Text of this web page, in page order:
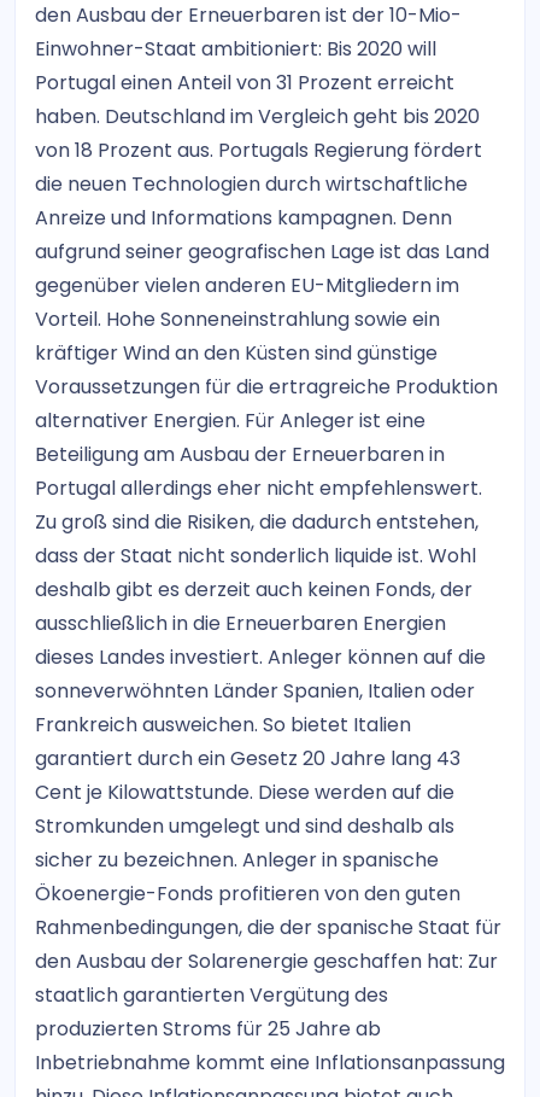
den Ausbau der Erneuerbaren ist der 10-Mio-
Einwohner-Staat ambitioniert: Bis 2020 will
Portugal einen Anteil von 31 Prozent erreicht
haben. Deutschland im Vergleich geht bis 2020
von 18 Prozent aus. Portugals Regierung fördert
die neuen Technologien durch wirtschaftliche
Anreize und Informations kampagnen. Denn
aufgrund seiner geografischen Lage ist das Land
gegenüber vielen anderen EU-Mitgliedern im
Vorteil. Hohe Sonneneinstrahlung sowie ein
kräftiger Wind an den Küsten sind günstige
Voraussetzungen für die ertragreiche Produktion
alternativer Energien. Für Anleger ist eine
Beteiligung am Ausbau der Erneuerbaren in
Portugal allerdings eher nicht empfehlenswert.
Zu groß sind die Risiken, die dadurch entstehen,
dass der Staat nicht sonderlich liquide ist. Wohl
deshalb gibt es derzeit auch keinen Fonds, der
ausschließlich in die Erneuerbaren Energien
dieses Landes investiert. Anleger können auf die
sonneverwöhnten Länder Spanien, Italien oder
Frankreich ausweichen. So bietet Italien
garantiert durch ein Gesetz 20 Jahre lang 43
Cent je Kilowattstunde. Diese werden auf die
Stromkunden umgelegt und sind deshalb als
sicher zu bezeichnen. Anleger in spanische
Ökoenergie-Fonds profitieren von den guten
Rahmenbedingungen, die der spanische Staat für
den Ausbau der Solarenergie geschaffen hat: Zur
staatlich garantierten Vergütung des
produzierten Stroms für 25 Jahre ab
Inbetriebnahme kommt eine Inflationsanpassung